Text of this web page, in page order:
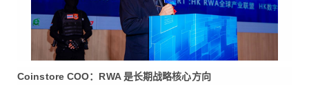
Coinstore COO：RWA 是长期战略核心方向